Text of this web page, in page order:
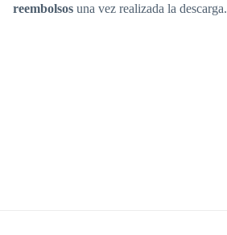
reembolsos una vez realizada la descarga.